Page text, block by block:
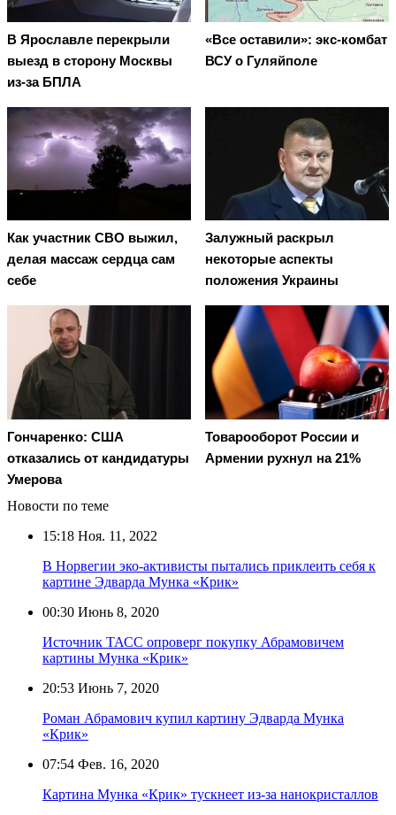
В Ярославле перекрыли
выезд в сторону Москвы
из-за БПЛА
«Все оставили»: экс-комбат
ВСУ о Гуляйполе
Как участник СВО выжил,
делая массаж сердца сам
себе
Залужный раскрыл
некоторые аспекты
положения Украины
Гончаренко: США
отказались от кандидатуры
Умерова
Товарооборот России и
Армении рухнул на 21%
Новости по теме
15:18 Ноя. 11, 2022
В Норвегии эко-активисты пытались приклеить себя к
картине Эдварда Мунка «Крик»
00:30 Июнь 8, 2020
Источник ТАСС опроверг покупку Абрамовичем
картины Мунка «Крик»
20:53 Июнь 7, 2020
Роман Абрамович купил картину Эдварда Мунка
«Крик»
07:54 Фев. 16, 2020
Картина Мунка «Крик» тускнеет из-за нанокристаллов